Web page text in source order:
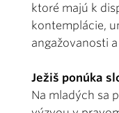
ktoré majú k
kontemplácie,
angažovanosti
Ježiš ponúka
Na mladých sa